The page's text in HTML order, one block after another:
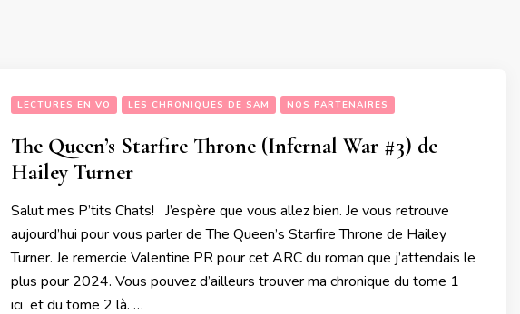
LECTURES EN VO LES CHRONIQUES DE SAM NOS PARTENAIRES
The Queen’s Starfire Throne (Infernal War #3) de
Hailey Turner
Salut mes P’tits Chats! J’espère que vous allez bien. Je vous retrouve
aujourd’hui pour vous parler de The Queen’s Starfire Throne de Hailey
Turner. Je remercie Valentine PR pour cet ARC du roman que j’attendais le
plus pour 2024. Vous pouvez d’ailleurs trouver ma chronique du tome 1
ici et du tome 2 là. …